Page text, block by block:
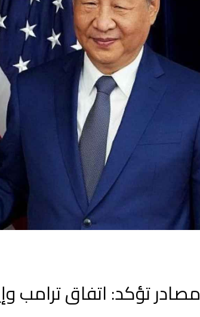
مصادر تؤكد: اتفاق ترامب